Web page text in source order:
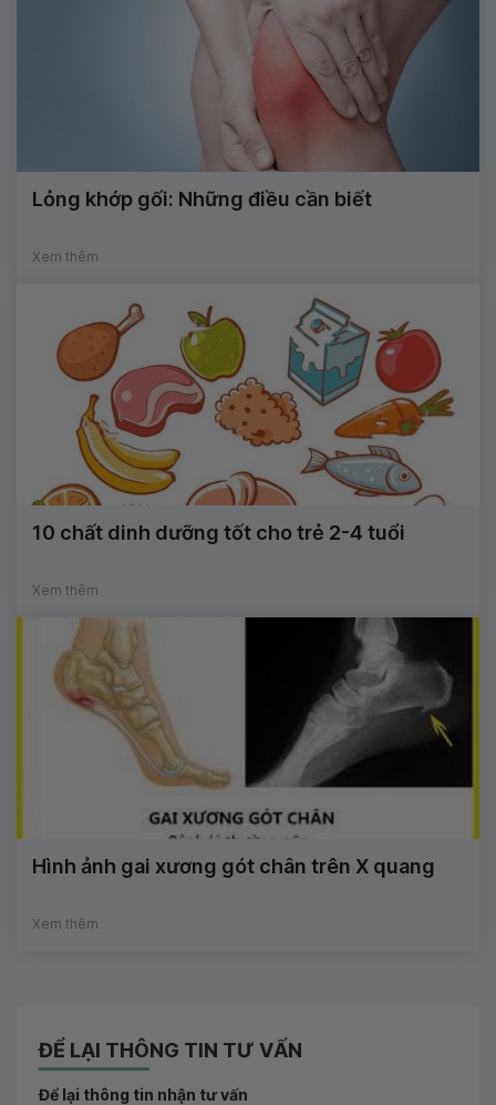
Lỏng khớp gối: Những điều cần biết
Xem thêm
10 chất dinh dưỡng tốt cho trẻ 2-4 tuổi
Xem thêm
Hình ảnh gai xương gót chân trên X quang
Xem thêm
ĐỂ LẠI THÔNG TIN TƯ VẤN
Để lại thông tin nhận tư vấn